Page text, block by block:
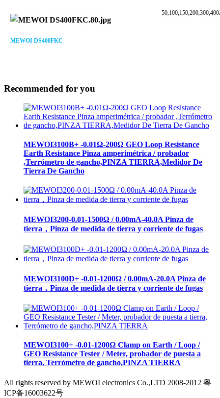
MEWOI DS400FKC
Recommended for you
MEWOI3100B+ -0.01Ω-200Ω GEO Loop Resistance
Earth Resistance Pinza amperimétrica / probador
,Terrómetro de gancho,PINZA TIERRA,Medidor De
Tierra De Gancho
MEWOI3200-0.01-1500Ω / 0.00mA-40.0A Pinza de
tierra，Pinza de medida de tierra y corriente de fugas
MEWOI3100D+ -0.01-1200Ω / 0.00mA-20.0A Pinza de
tierra，Pinza de medida de tierra y corriente de fugas
MEWOI3100+ -0.01-1200Ω Clamp on Earth / Loop /
GEO Resistance Tester / Meter, probador de puesta a
tierra, Terrómetro de gancho,PINZA TIERRA
All rights reserved by MEWOI electronics Co.,LTD 2008-2012 粤
ICP备16003622号